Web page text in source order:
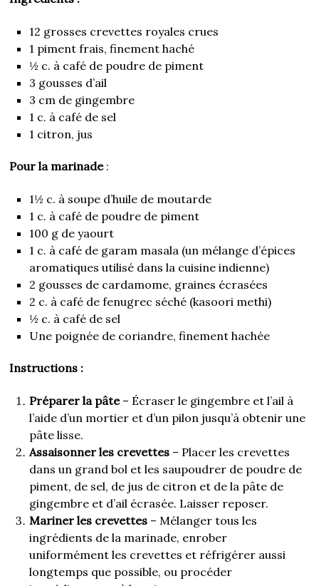
12 grosses crevettes royales crues
1 piment frais, finement haché
½ c. à café de poudre de piment
3 gousses d’ail
3 cm de gingembre
1 c. à café de sel
1 citron, jus
Pour la marinade:
1½ c. à soupe d’huile de moutarde
1 c. à café de poudre de piment
100 g de yaourt
1 c. à café de garam masala (un mélange d’épices
aromatiques utilisé dans la cuisine indienne)
2 gousses de cardamome, graines écrasées
2 c. à café de fenugrec séché (kasoori methi)
½ c. à café de sel
Une poignée de coriandre, finement hachée
Instructions :
Préparer la pâte– Écraser le gingembre et l’ail à
l’aide d’un mortier et d’un pilon jusqu’à obtenir une
pâte lisse.
Assaisonner les crevettes – Placer les crevettes
dans un grand bol et les saupoudrer de poudre de
piment, de sel, de jus de citron et de la pâte de
gingembre et d’ail écrasée. Laisser reposer.
Mariner les crevettes – Mélanger tous les
ingrédients de la marinade, enrober
uniformément les crevettes et réfrigérer aussi
longtemps que possible, ou procéder